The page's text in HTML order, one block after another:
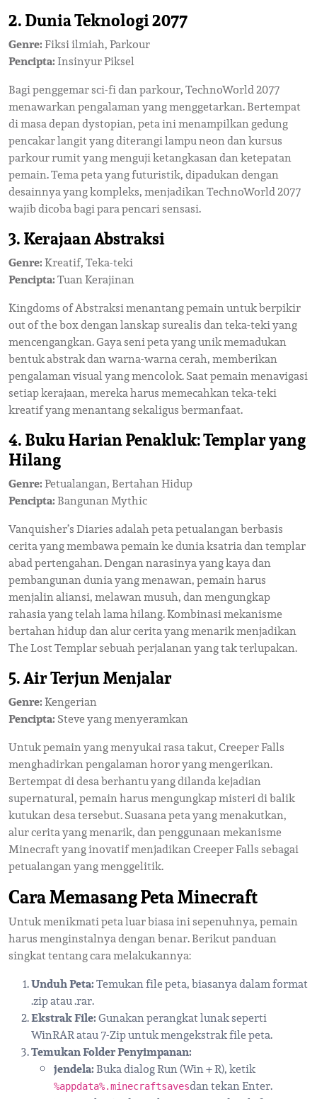
2. Dunia Teknologi 2077
Genre:Fiksi ilmiah, Parkour
Pencipta: Insinyur Piksel
Bagi penggemar sci-fi dan parkour, TechnoWorld 2077
menawarkan pengalaman yang menggetarkan. Bertempat
di masa depan dystopian, peta ini menampilkan gedung
pencakar langit yang diterangi lampu neon dan kursus
parkour rumit yang menguji ketangkasan dan ketepatan
pemain. Tema peta yang futuristik, dipadukan dengan
desainnya yang kompleks, menjadikan TechnoWorld 2077
wajib dicoba bagi para pencari sensasi.
3. Kerajaan Abstraksi
Genre:Kreatif, Teka-teki
Pencipta:Tuan Kerajinan
Kingdoms of Abstraksi menantang pemain untuk berpikir
out of the box dengan lanskap surealis dan teka-teki yang
mencengangkan. Gaya seni peta yang unik memadukan
bentuk abstrak dan warna-warna cerah, memberikan
pengalaman visual yang mencolok. Saat pemain menavigasi
setiap kerajaan, mereka harus memecahkan teka-teki
kreatif yang menantang sekaligus bermanfaat.
4. Buku Harian Penakluk: Templar yang
Hilang
Genre:Petualangan, Bertahan Hidup
Pencipta: Bangunan Mythic
Vanquisher’s Diaries adalah peta petualangan berbasis
cerita yang membawa pemain ke dunia ksatria dan templar
abad pertengahan. Dengan narasinya yang kaya dan
pembangunan dunia yang menawan, pemain harus
menjalin aliansi, melawan musuh, dan mengungkap
rahasia yang telah lama hilang. Kombinasi mekanisme
bertahan hidup dan alur cerita yang menarik menjadikan
The Lost Templar sebuah perjalanan yang tak terlupakan.
5. Air Terjun Menjalar
Genre:Kengerian
Pencipta: Steve yang menyeramkan
Untuk pemain yang menyukai rasa takut, Creeper Falls
menghadirkan pengalaman horor yang mengerikan.
Bertempat di desa berhantu yang dilanda kejadian
supernatural, pemain harus mengungkap misteri di balik
kutukan desa tersebut. Suasana peta yang menakutkan,
alur cerita yang menarik, dan penggunaan mekanisme
Minecraft yang inovatif menjadikan Creeper Falls sebagai
petualangan yang menggelitik.
Cara Memasang Peta Minecraft
Untuk menikmati peta luar biasa ini sepenuhnya, pemain
harus menginstalnya dengan benar. Berikut panduan
singkat tentang cara melakukannya:
Unduh Peta:Temukan file peta, biasanya dalam format
.zip atau .rar.
Ekstrak File:Gunakan perangkat lunak seperti
WinRAR atau 7-Zip untuk mengekstrak file peta.
Temukan Folder Penyimpanan:
jendela:Buka dialog Run (Win + R), ketik
%appdata%.minecraftsavesdan tekan Enter.